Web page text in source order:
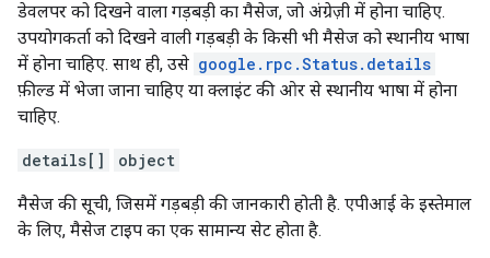
डेवलपर को दिखने वाला गड़बड़ी का मैसेज, जो अंग्रेज़ी में होना चाहिए.
उपयोगकर्ता को दिखने वाली गड़बड़ी के किसी भी मैसेज को स्थानीय भाषा
में होना चाहिए. साथ ही, उसे google.rpc.Status.details
फ़ील्ड में भेजा जाना चाहिए या क्लाइंट की ओर से स्थानीय भाषा में होना
चाहिए.
details[] object
मैसेज की सूची, जिसमें गड़बड़ी की जानकारी होती है. एपीआई के इस्तेमाल
के लिए, मैसेज टाइप का एक सामान्य सेट होता है.